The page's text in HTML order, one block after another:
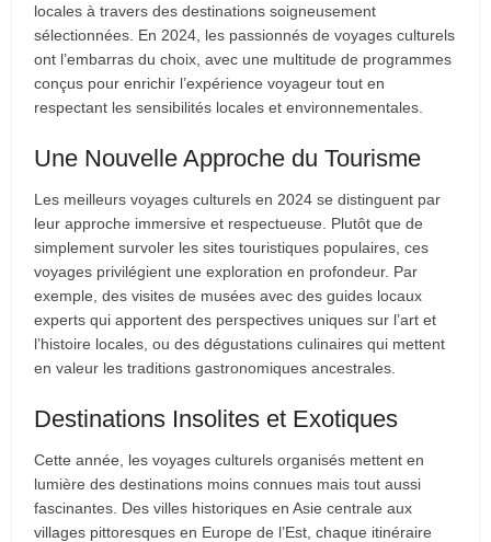
locales à travers des destinations soigneusement
sélectionnées. En 2024, les passionnés de voyages culturels
ont l’embarras du choix, avec une multitude de programmes
conçus pour enrichir l’expérience voyageur tout en
respectant les sensibilités locales et environnementales.
Une Nouvelle Approche du Tourisme
Les meilleurs voyages culturels en 2024 se distinguent par
leur approche immersive et respectueuse. Plutôt que de
simplement survoler les sites touristiques populaires, ces
voyages privilégient une exploration en profondeur. Par
exemple, des visites de musées avec des guides locaux
experts qui apportent des perspectives uniques sur l’art et
l’histoire locales, ou des dégustations culinaires qui mettent
en valeur les traditions gastronomiques ancestrales.
Destinations Insolites et Exotiques
Cette année, les voyages culturels organisés mettent en
lumière des destinations moins connues mais tout aussi
fascinantes. Des villes historiques en Asie centrale aux
villages pittoresques en Europe de l’Est, chaque itinéraire